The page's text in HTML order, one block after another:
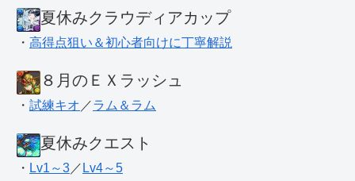
夏休みクラウディアカップ
・ 高得点狙い＆初心者向けに丁寧解説
８月のＥＸラッシュ
・ 試練キオ ／ラム＆ラム
夏休みクエスト
・ Lv1～3 ／ Lv4～5